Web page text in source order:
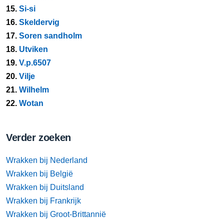
15. Si-si
16. Skeldervig
17. Soren sandholm
18. Utviken
19. V.p.6507
20. Vilje
21. Wilhelm
22. Wotan
Verder zoeken
Wrakken bij Nederland
Wrakken bij België
Wrakken bij Duitsland
Wrakken bij Frankrijk
Wrakken bij Groot-Brittannië